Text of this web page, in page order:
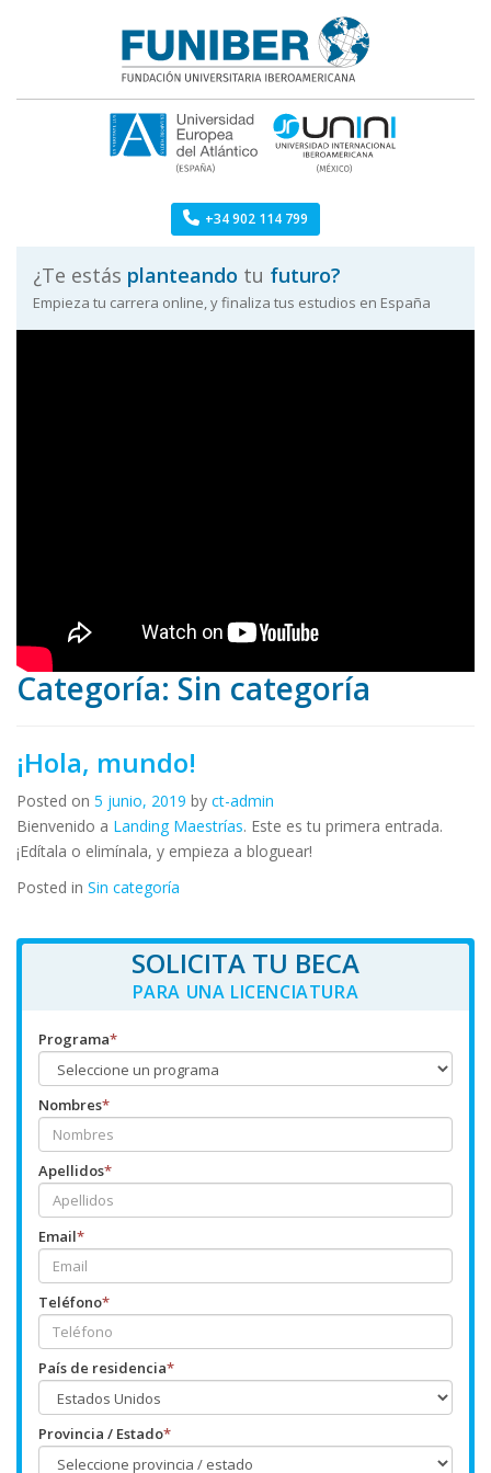
Licenciaturas Funiber
FUNIBER: licenciaturas
+34 902 114 799
¿Te estás planteando tu futuro?
Empieza tu carrera online, y finaliza tus estudios en España
Categoría: Sin categoría
¡Hola, mundo!
Posted on 5 junio, 2019 by ct-admin
Bienvenido a Landing Maestrías. Este es tu primera entrada.
¡Edítala o elimínala, y empieza a bloguear!
Posted in Sin categoría
SOLICITA TU BECA
PARA UNA LICENCIATURA
Programa*
Nombres*
Apellidos*
Email*
Teléfono*
País de residencia*
Provincia / Estado*